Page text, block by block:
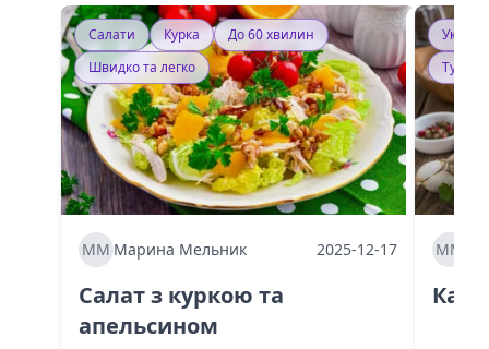
Салати Курка
До 60 хвилин
Швидко та легко
ММ Марина Мельник 2025-12-17
Салат з куркою та
апельсином
ММ